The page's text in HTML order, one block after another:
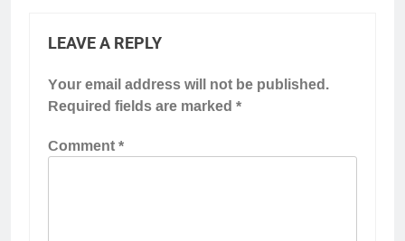
LEAVE A REPLY
Your email address will not be published.
Required fields are marked*
Comment*